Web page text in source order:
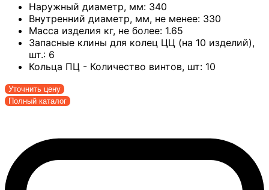
Наружный диаметр, мм: 340
Внутренний диаметр, мм, не менее: 330
Масса изделия кг, не более: 1.65
Запасные клины для колец ЦЦ (на 10 изделий),
шт.: 6
Кольца ПЦ - Количество винтов, шт: 10
Уточнить цену
Полный каталог